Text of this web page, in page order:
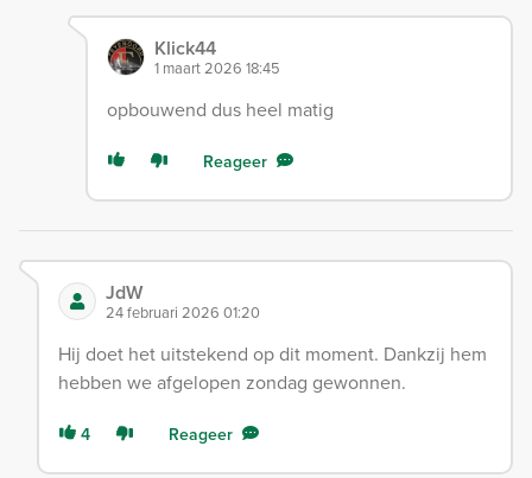
Klick44
1 maart 2026 18:45
opbouwend dus heel matig
Reageer
JdW
24 februari 2026 01:20
Hij doet het uitstekend op dit moment. Dankzij hem
hebben we afgelopen zondag gewonnen.
4 Reageer